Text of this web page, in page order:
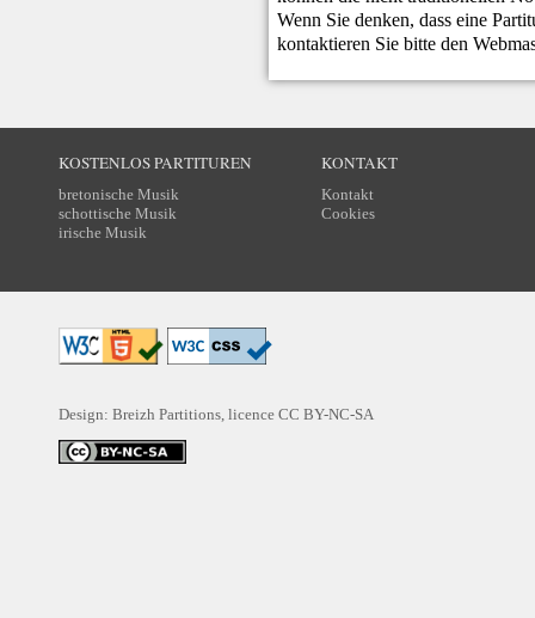
Wenn Sie denken, dass eine
kontaktieren Sie bitte den
KOSTENLOS PARTITUREN
bretonische Musik
schottische Musik
irische Musik
KONTAKT
Kontakt
Cookies
Design: Breizh Partitions, licence CC BY-NC-SA